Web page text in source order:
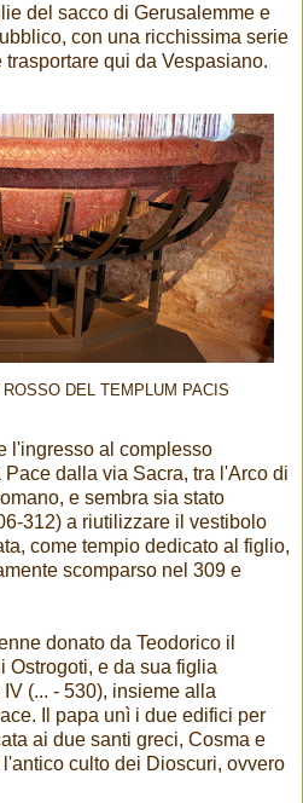
del sacco di Gerusalemme e
con una ricchissima serie
qui da Vespasiano.
ROSSO DEL TEMPLUM PACIS
l'ingresso al complesso
dalla via Sacra, tra l'Arco di
e sembra sia stato
312) a riutilizzare il vestibolo
come tempio dedicato al figlio,
scomparso nel 309 e
donato da Teodorico il
Ostrogoti, e da sua figlia
(... - 530), insieme alla
Il papa unì i due edifici per
ai due santi greci, Cosma e
culto dei Dioscuri, ovvero